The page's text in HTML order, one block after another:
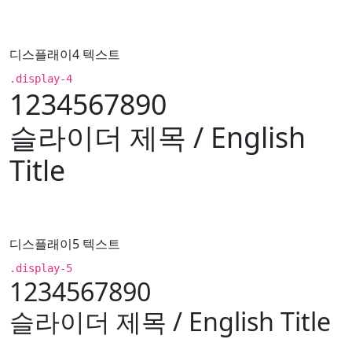
디스플래이4 텍스트
.display-4
1234567890
슬라이더 제목 / English
Title
디스플래이5 텍스트
.display-5
1234567890
슬라이더 제목 / English Title